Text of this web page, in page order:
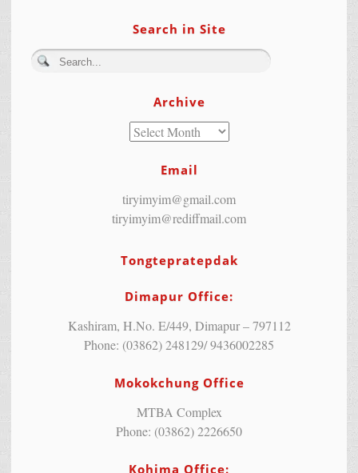
Search in Site
Archive
Email
tiryimyim@gmail.com
tiryimyim@rediffmail.com
Tongtepratepdak
Dimapur Office:
Kashiram, H.No. E/449, Dimapur – 797112
Phone: (03862) 248129/ 9436002285
Mokokchung Office
MTBA Complex
Phone: (03862) 2226650
Kohima Office: